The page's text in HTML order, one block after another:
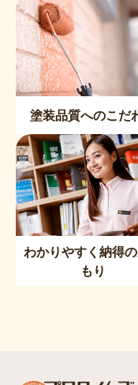
塗装品質へのこだ
わかりやすく納得
もり